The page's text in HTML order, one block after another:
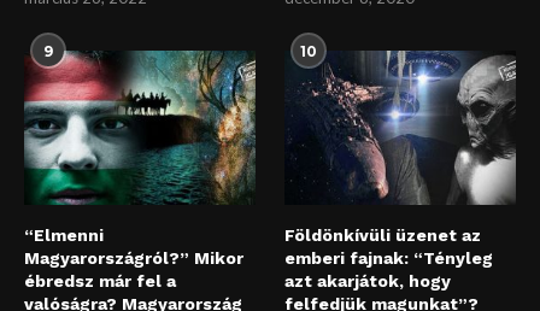
9
“Elmenni
Magyarországról?” Mikor
ébredsz már fel a
valóságra? Magyarország
10
Földönkívüli üzenet az
emberi fajnak: “Tényleg
azt akarjátok, hogy
felfedjük magunkat”?